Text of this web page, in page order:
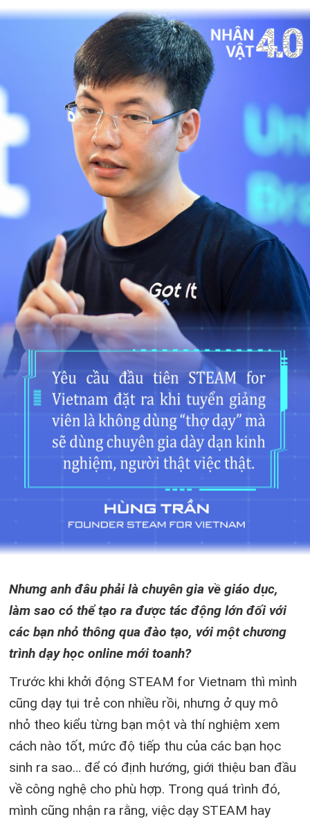
Nhưng anh đâu phải là chuyên gia về giáo dục,
làm sao có thể tạo ra được tác động lớn đối với
các bạn nhỏ thông qua đào tạo, với một chương
trình dạy học online mới toanh?
Trước khi khởi động STEAM for Vietnam thì mình
cũng dạy tụi trẻ con nhiều rồi, nhưng ở quy mô
nhỏ theo kiểu từng bạn một và thí nghiệm xem
cách nào tốt, mức độ tiếp thu của các bạn học
sinh ra sao… để có định hướng, giới thiệu ban đầu
về công nghệ cho phù hợp. Trong quá trình đó,
mình cũng nhận ra rằng, việc dạy STEAM hay